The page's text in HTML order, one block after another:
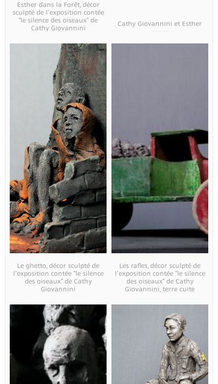
Esther dans la Forêt, décor
sculpté de l'exposition contée
"le silence des oiseaux" de
Cathy Giovannini
Cathy Giovannini et Esther
Le ghetto, décor sculpté de
l'exposition contée "le silence
des oiseaux" de Cathy
Giovannini
Les rafles, décor sculpté de
l'exposition contée "le silence
des oiseaux" de Cathy
Giovannini, terre cuite